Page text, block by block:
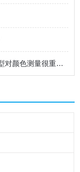
为什么说了解三刺激值和CIE颜色模型对颜色测量很重要？